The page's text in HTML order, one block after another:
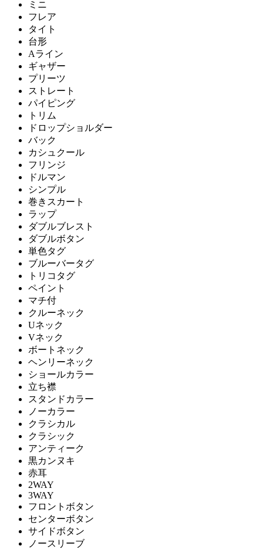
ミニ
フレア
タイト
台形
Aライン
ギャザー
プリーツ
ストレート
パイピング
トリム
ドロップショルダー
バック
カシュクール
フリンジ
ドルマン
シンプル
巻きスカート
ラップ
ダブルブレスト
ダブルボタン
単色タグ
ブルーバータグ
トリコタグ
ペイント
マチ付
クルーネック
Uネック
Vネック
ボートネック
ヘンリーネック
ショールカラー
立ち襟
スタンドカラー
ノーカラー
クラシカル
クラシック
アンティーク
黒カンヌキ
赤耳
2WAY
3WAY
フロントボタン
センターボタン
サイドボタン
ノースリーブ